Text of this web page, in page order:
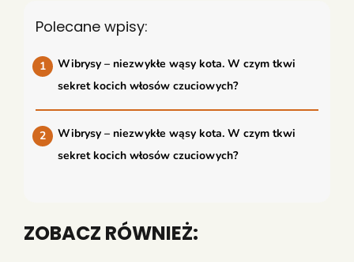
Polecane wpisy:
Wibrysy – niezwykłe wąsy kota. W czym tkwi
sekret kocich włosów czuciowych?
Wibrysy – niezwykłe wąsy kota. W czym tkwi
sekret kocich włosów czuciowych?
ZOBACZ RÓWNIEŻ: